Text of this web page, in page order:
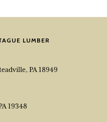
LUMBER
PA 18949
19348